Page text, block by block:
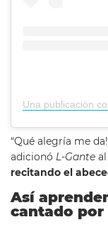
“Qué alegría me
adicionó L-Gante
recitando el
Así
cantado por